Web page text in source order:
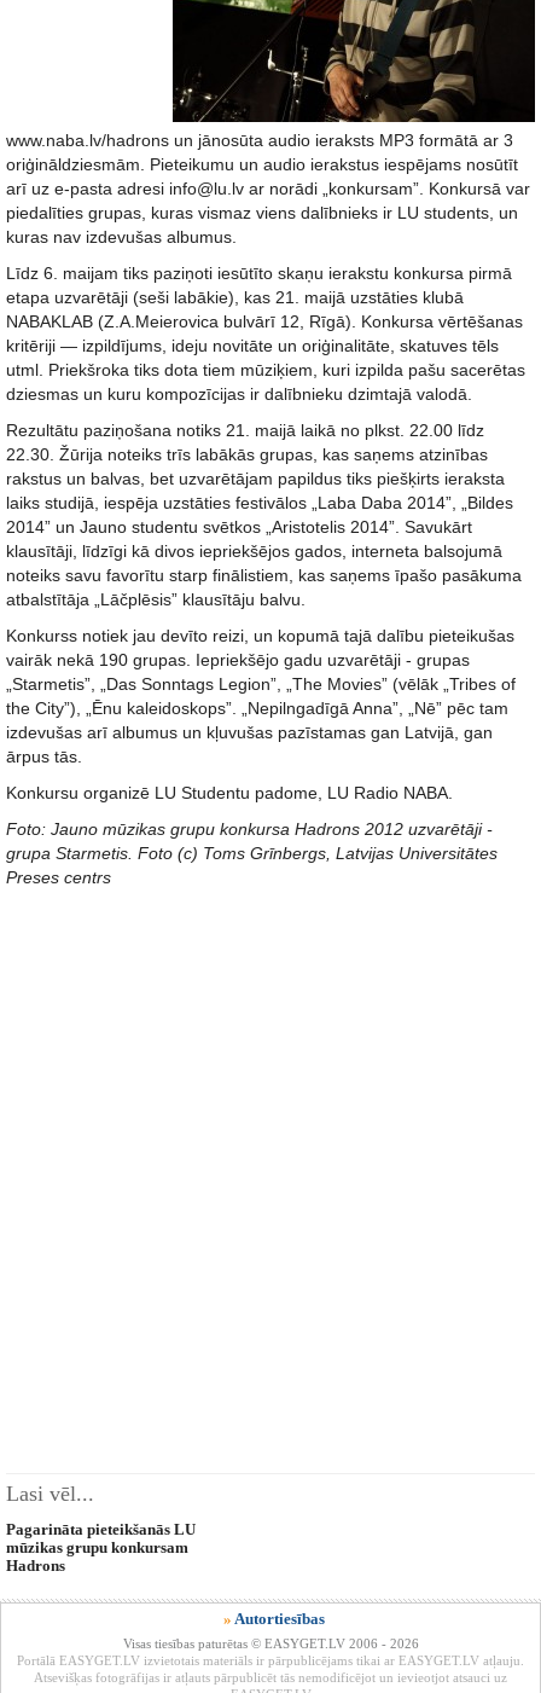
www.naba.lv/hadrons un jānosūta audio ieraksts MP3 formātā ar 3
oriģināldziesmām. Pieteikumu un audio ierakstus iespējams nosūtīt
arī uz e-pasta adresi info@lu.lv ar norādi „konkursam”. Konkursā var
piedalīties grupas, kuras vismaz viens dalībnieks ir LU students, un
kuras nav izdevušas albumus.
Līdz 6. maijam tiks paziņoti iesūtīto skaņu ierakstu konkursa pirmā
etapa uzvarētāji (seši labākie), kas 21. maijā uzstāties klubā
NABAKLAB (Z.A.Meierovica bulvārī 12, Rīgā). Konkursa vērtēšanas
kritēriji — izpildījums, ideju novitāte un oriģinalitāte, skatuves tēls
utml. Priekšroka tiks dota tiem mūziķiem, kuri izpilda pašu sacerētas
dziesmas un kuru kompozīcijas ir dalībnieku dzimtajā valodā.
Rezultātu paziņošana notiks 21. maijā laikā no plkst. 22.00 līdz
22.30. Žūrija noteiks trīs labākās grupas, kas saņems atzinības
rakstus un balvas, bet uzvarētājam papildus tiks piešķirts ieraksta
laiks studijā, iespēja uzstāties festivālos „Laba Daba 2014”, „Bildes
2014” un Jauno studentu svētkos „Aristotelis 2014”. Savukārt
klausītāji, līdzīgi kā divos iepriekšējos gados, interneta balsojumā
noteiks savu favorītu starp finālistiem, kas saņems īpašo pasākuma
atbalstītāja „Lāčplēsis” klausītāju balvu.
Konkurss notiek jau devīto reizi, un kopumā tajā dalību pieteikušas
vairāk nekā 190 grupas. Iepriekšējo gadu uzvarētāji - grupas
„Starmetis”, „Das Sonntags Legion”, „The Movies” (vēlāk „Tribes of
the City”), „Ēnu kaleidoskops”. „Nepilngadīgā Anna”, „Nē” pēc tam
izdevušas arī albumus un kļuvušas pazīstamas gan Latvijā, gan
ārpus tās.
Konkursu organizē LU Studentu padome, LU Radio NABA.
Foto: Jauno mūzikas grupu konkursa Hadrons 2012 uzvarētāji -
grupa Starmetis. Foto (c) Toms Grīnbergs, Latvijas Universitātes
Preses centrs
Lasi vēl...
Pagarināta pieteikšanās LU
mūzikas grupu konkursam
Hadrons
» Autortiesības
Visas tiesības paturētas © EASYGET.LV 2006 - 2026
Portālā EASYGET.LV izvietotais materiāls ir pārpublicējams tikai ar EASYGET.LV atļauju.
Atsevišķas fotogrāfijas ir atļauts pārpublicēt tās nemodificējot un ievieotjot atsauci uz